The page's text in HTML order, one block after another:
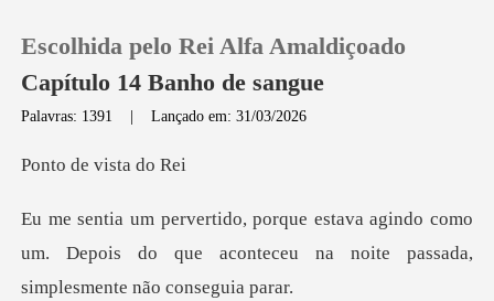
Loja
Histórico
Escolhida pelo Rei Alfa Amaldiçoado
Capítulo 14 Banho de sangue
Palavras: 1391 |Lançado em: 31/03/2026
e vista
indo como
um. Depois do que aconteceu na noi